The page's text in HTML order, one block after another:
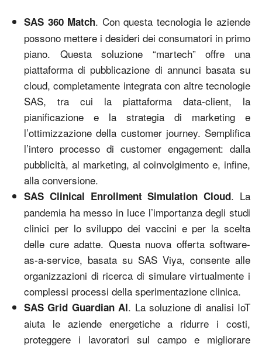
SAS 360 Match. Con questa tecnologia le aziende
possono mettere i desideri dei consumatori in primo
piano. Questa soluzione “martech” offre una
piattaforma di pubblicazione di annunci basata su
cloud, completamente integrata con altre tecnologie
SAS, tra cui la piattaforma data-client, la
pianificazione e la strategia di marketing e
l’ottimizzazione della customer journey. Semplifica
l’intero processo di customer engagement: dalla
pubblicità, al marketing, al coinvolgimento e, infine,
alla conversione.
SAS Clinical Enrollment Simulation Cloud. La
pandemia ha messo in luce l’importanza degli studi
clinici per lo sviluppo dei vaccini e per la scelta
delle cure adatte. Questa nuova offerta software-
as-a-service, basata su SAS Viya, consente alle
organizzazioni di ricerca di simulare virtualmente i
complessi processi della sperimentazione clinica.
SAS Grid Guardian AI. La soluzione di analisi IoT
aiuta le aziende energetiche a ridurre i costi,
proteggere i lavoratori sul campo e migliorare